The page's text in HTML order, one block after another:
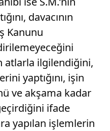
davacının
Kanunu
atlarla ilgilendiğini,
yaptığını, işin
ve akşama kadar
ifade
yapılan işlemlerin